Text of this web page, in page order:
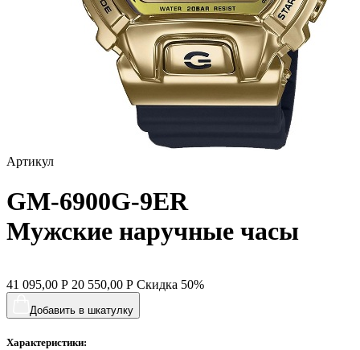
Артикул
GM-6900G-9ER
Мужские наручные часы
41 095,00 Р 20 550,00 Р Скидка 50%
Добавить в шкатулку
Характеристики: